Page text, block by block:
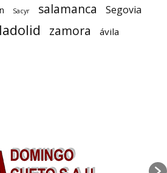
Sacyr salamanca Segovia
zamora ávila